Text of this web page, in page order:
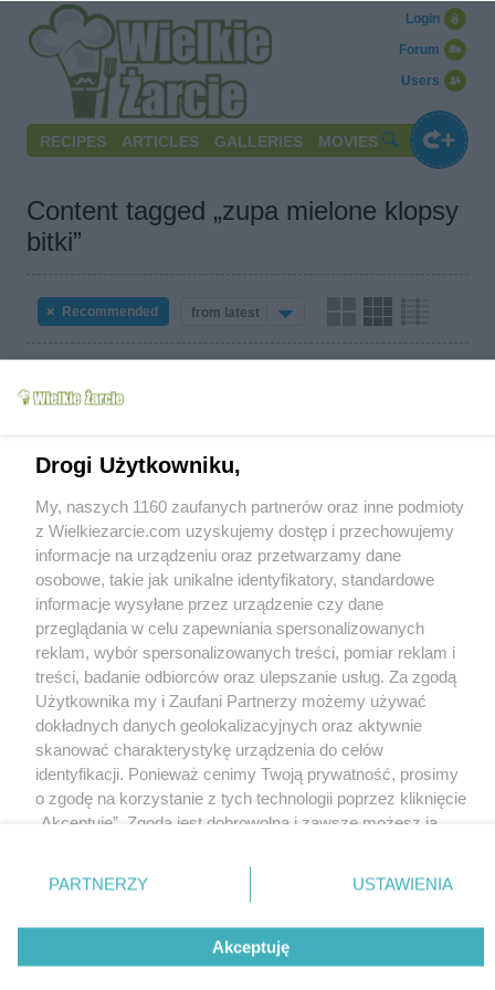
Users
Forum
Login
RECIPES ARTICLES GALLERIES MOVIES
Content tagged „zupa mielone klopsy
bitki”
Recommended from latest
Drogi Użytkowniku,
My, naszych 1160 zaufanych partnerów oraz inne podmioty
z Wielkiezarcie.com uzyskujemy dostęp i przechowujemy
informacje na urządzeniu oraz przetwarzamy dane
osobowe, takie jak unikalne identyfikatory, standardowe
informacje wysyłane przez urządzenie czy dane
przeglądania w celu zapewniania spersonalizowanych
reklam, wybór spersonalizowanych treści, pomiar reklam i
treści, badanie odbiorców oraz ulepszanie usług. Za zgodą
Użytkownika my i Zaufani Partnerzy możemy używać
dokładnych danych geolokalizacyjnych oraz aktywnie
skanować charakterystykę urządzenia do celów
identyfikacji. Ponieważ cenimy Twoją prywatność, prosimy
o zgodę na korzystanie z tych technologii poprzez kliknięcie
„Akceptuję”. Zgoda jest dobrowolna i zawsze możesz ją
znajdujący się w lewym dolnym rogu strony
. Niektóre
rodzaje przetwarzania danych nie wymagają zgody
użytkownika, ale masz prawo sprzeciwić się takiemu
przetwarzaniu. Preferencje będą miały zastosowania tylko
na tej witrynie.
PARTNERZY USTAWIENIA
Akceptuję